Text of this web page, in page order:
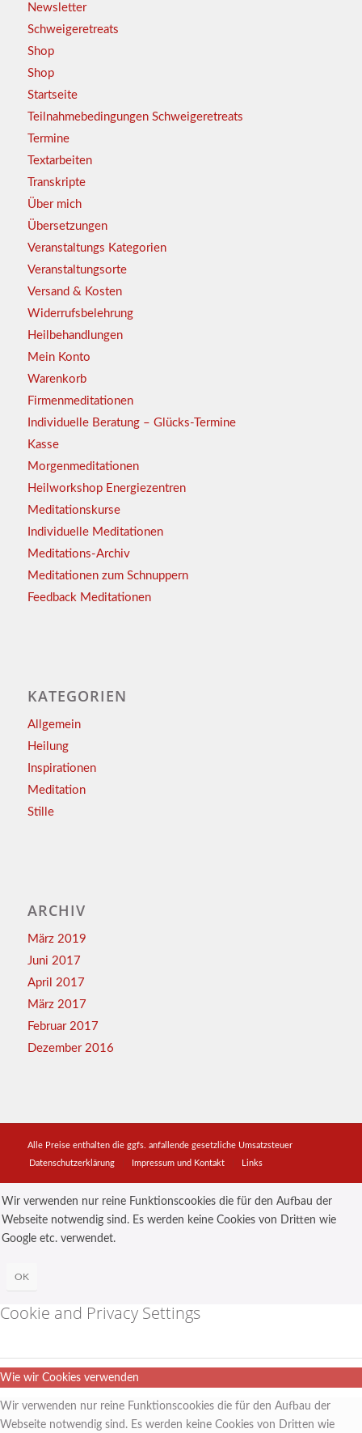
Newsletter
Schweigeretreats
Shop
Shop
Startseite
Teilnahmebedingungen Schweigeretreats
Termine
Textarbeiten
Transkripte
Über mich
Übersetzungen
Veranstaltungs Kategorien
Veranstaltungsorte
Versand & Kosten
Widerrufsbelehrung
Heilbehandlungen
Mein Konto
Warenkorb
Firmenmeditationen
Individuelle Beratung – Glücks-Termine
Kasse
Morgenmeditationen
Heilworkshop Energiezentren
Meditationskurse
Individuelle Meditationen
Meditations-Archiv
Meditationen zum Schnuppern
Feedback Meditationen
KATEGORIEN
Allgemein
Heilung
Inspirationen
Meditation
Stille
ARCHIV
März 2019
Juni 2017
April 2017
März 2017
Februar 2017
Dezember 2016
Alle Preise enthalten die ggfs. anfallende gesetzliche Umsatzsteuer
Datenschutzerklärung
Impressum und Kontakt Links
Wir verwenden nur reine Funktionscookies die für den Aufbau der
Webseite notwendig sind. Es werden keine Cookies von Dritten wie
Google etc. verwendet.
OK
Cookie and Privacy Settings
Wie wir Cookies verwenden
Wir verwenden nur reine Funktionscookies die für den Aufbau der
Webseite notwendig sind. Es werden keine Cookies von Dritten wie